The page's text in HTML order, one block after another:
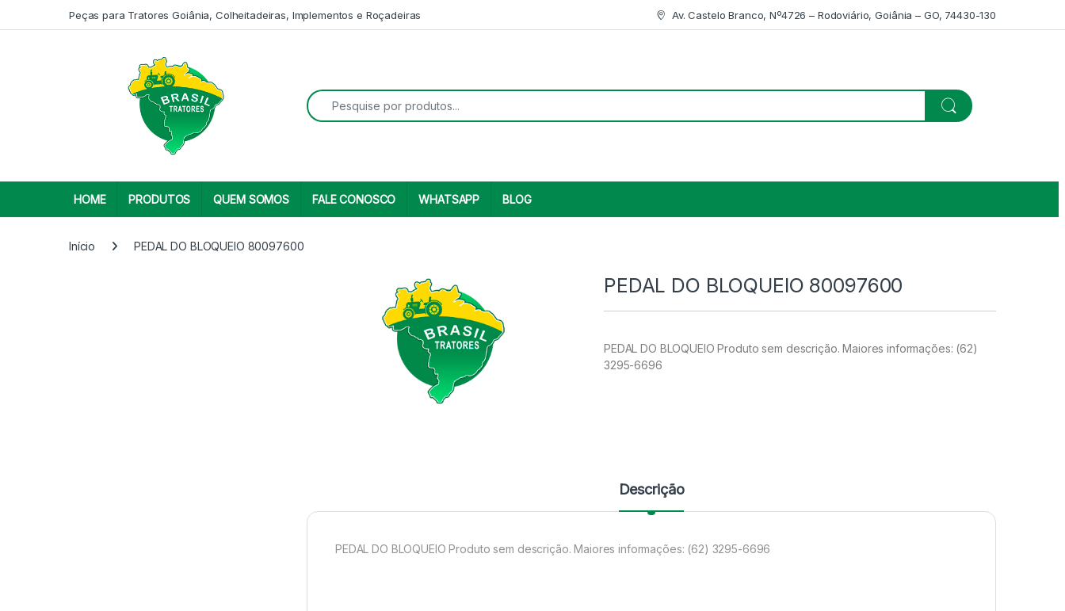
Peças para Tratores Goiânia, Colheitadeiras, Implementos e Roçadeiras Av. Castelo Branco, Nº4726 – Rodoviário, Goiânia – GO, 74430-130
Search for:
HOME PRODUTOS QUEM SOMOS FALE CONOSCO WHATSAPP BLOG
Início PEDAL DO BLOQUEIO 80097600
PEDAL DO BLOQUEIO 80097600
PEDAL DO BLOQUEIO Produto sem descrição. Maiores informações: (62)
3295-6696
Descrição
PEDAL DO BLOQUEIO Produto sem descrição. Maiores informações: (62) 3295-6696